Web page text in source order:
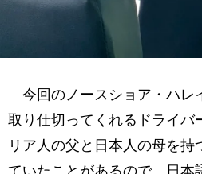
今回のノースショア・ハレ
取り仕切ってくれるドライバ
リア人の父と日本人の母を持